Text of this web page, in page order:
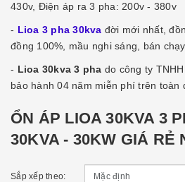
430v, Điện áp ra 3 pha: 200v - 380v
- Lioa 3 pha 30kva đời mới nhất,
đồng 100%, mầu nghi sáng, bán
- Lioa 30kva 3 pha do công ty
bảo hành 04 năm miễn phí trên toàn
ỔN ÁP LIOA 30KVA 3
30KVA - 30KW GIÁ RẺ
Sắp xếp theo: